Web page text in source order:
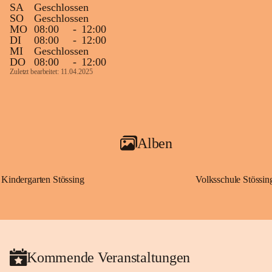
SA
Geschlossen
SO
Geschlossen
MO 08:00 - 12:00
DI
08:00 - 12:00
MI
Geschlossen
DO
08:00 - 12:00
Zuletzt bearbeitet: 11.04.2025
Alben
Kindergarten Stössing Volksschule
Kommende Veranstaltungen